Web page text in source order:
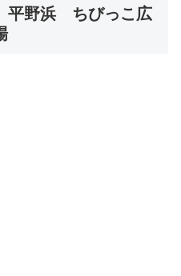
平野浜 ちびっこ広